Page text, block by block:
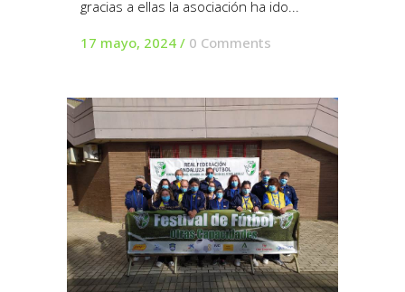
gracias a ellas la asociación ha ido...
17 mayo, 2024 / 0 Comments